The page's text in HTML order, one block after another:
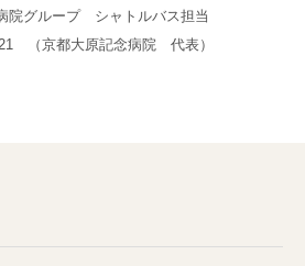
院グループ シャトルバス担当
（京都大原記念病院 代表）